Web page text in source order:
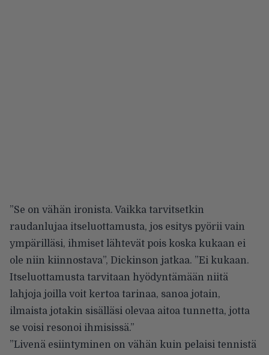
”Se on vähän ironista. Vaikka tarvitsetkin
raudanlujaa itseluottamusta, jos esitys pyörii vain
ympärilläsi, ihmiset lähtevät pois koska kukaan ei
ole niin kiinnostava”, Dickinson jatkaa. ”Ei kukaan.
Itseluottamusta tarvitaan hyödyntämään niitä
lahjoja joilla voit kertoa tarinaa, sanoa jotain,
ilmaista jotakin sisälläsi olevaa aitoa tunnetta, jotta
se voisi resonoi ihmisissä.”
”Livenä esiintyminen on vähän kuin pelaisi tennistä